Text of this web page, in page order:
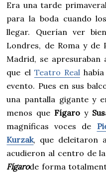
Era una tarde
para la boda cuando
llegar. Querían ver
Londres, de Roma y de
Madrid, se
que el Teatro Real
evento. Pues en sus
una pantalla gigante y
menos que Fígaro y
magníficas voces de
Kurzak, que deleitaron
acudieron al centro de
Fígarode forma